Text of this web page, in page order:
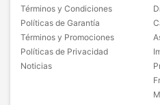
Términos y Condiciones
Políticas de Garantía
Términos y Promociones
Políticas de Privacidad
Noticias